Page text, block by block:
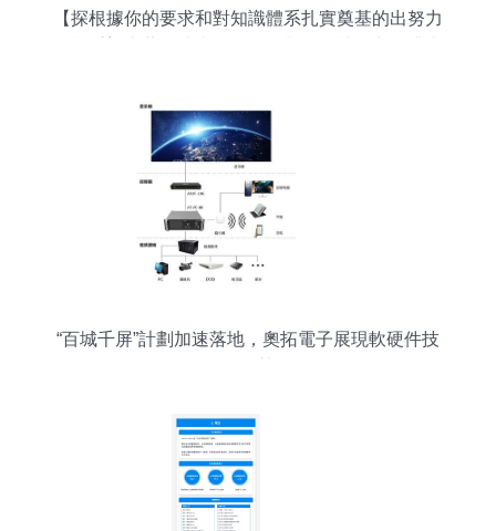
【探根據你的要求和對知識體系扎實奠基的出努力
“百城千屏”計劃加速落地，奧拓電子展現軟硬件技